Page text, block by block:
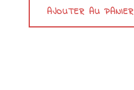
AJOUTER AU PANIER